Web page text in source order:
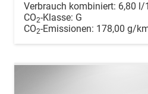
Verbrauch kombiniert: 6,80 l/
CO2-Klasse: G
CO2-Emissionen: 178,00 g/